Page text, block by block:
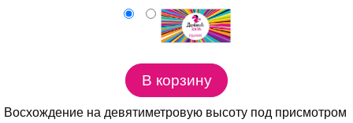
Восхождение на девятиметровую высоту под присмотром